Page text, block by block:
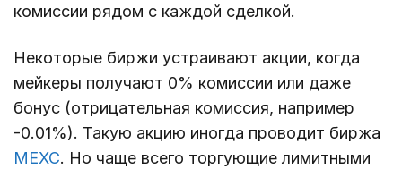
комиссии рядом с каждой сделкой.
Некоторые биржи устраивают акции, когда
мейкеры получают 0% комиссии или даже
бонус (отрицательная комиссия, например
-0.01%). Такую акцию иногда проводит биржа
MEXC. Но чаще всего торгующие лимитными